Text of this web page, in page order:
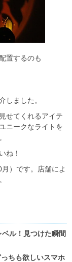
置するのも
しました。
せてくれるアイテ
ニークなライトを
ね！
）です。店舗によ
ル！見つけた瞬間
ちも欲しいスマホ